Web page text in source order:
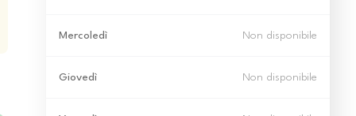
Mercoledì Non disponibile
Giovedì Non disponibile